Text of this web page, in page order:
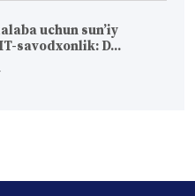
uchun sun’iy
savodxonlik: D...